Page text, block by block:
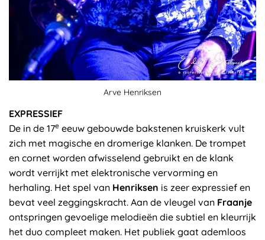
Arve Henriksen
EXPRESSIEF
De in de 17e eeuw gebouwde bakstenen kruiskerk vult
zich met magische en dromerige klanken. De trompet
en cornet worden afwisselend gebruikt en de klank
wordt verrijkt met elektronische vervorming en
herhaling. Het spel van Henriksen is zeer expressief en
bevat veel zeggingskracht. Aan de vleugel van Fraanje
ontspringen gevoelige melodieën die subtiel en kleurrijk
het duo compleet maken. Het publiek gaat ademloos